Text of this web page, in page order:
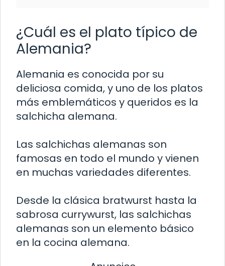
¿Cuál es el plato típico de
Alemania?
Alemania es conocida por su
deliciosa comida, y uno de los platos
más emblemáticos y queridos es la
salchicha alemana.
Las salchichas alemanas son
famosas en todo el mundo y vienen
en muchas variedades diferentes.
Desde la clásica bratwurst hasta la
sabrosa currywurst, las salchichas
alemanas son un elemento básico
en la cocina alemana.